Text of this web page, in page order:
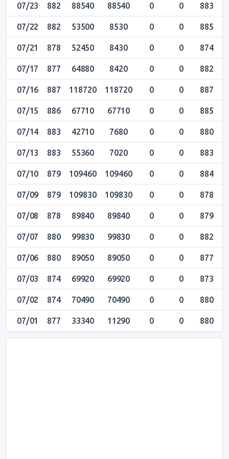
07/23 882 88540 88540 0 0 883
07/22 882 53500 8530 0 0 885
07/21 878 52450 8430 0 0 874
07/17 877 64880 8420 0 0 882
07/16 887 118720 118720 0 0 887
07/15 886 67710 67710 0 0 885
07/14 883 42710 7680 0 0 880
07/13 883 55360 7020 0 0 883
07/10 879 109460 109460 0 0 884
07/09 879 109830 109830 0 0 878
07/08 878 89840 89840 0 0 879
07/07 880 99830 99830 0 0 882
07/06 880 89050 89050 0 0 877
07/03 874 69920 69920 0 0 873
07/02 874 70490 70490 0 0 880
07/01 877 33340 11290 0 0 880